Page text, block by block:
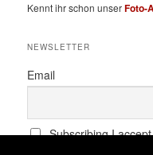
Kennt ihr schon unserFoto-
NEWSLETTER
Email
Subscribing I